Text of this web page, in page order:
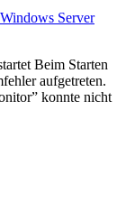
Windows Server
Beim Starten
aufgetreten.
konnte nicht